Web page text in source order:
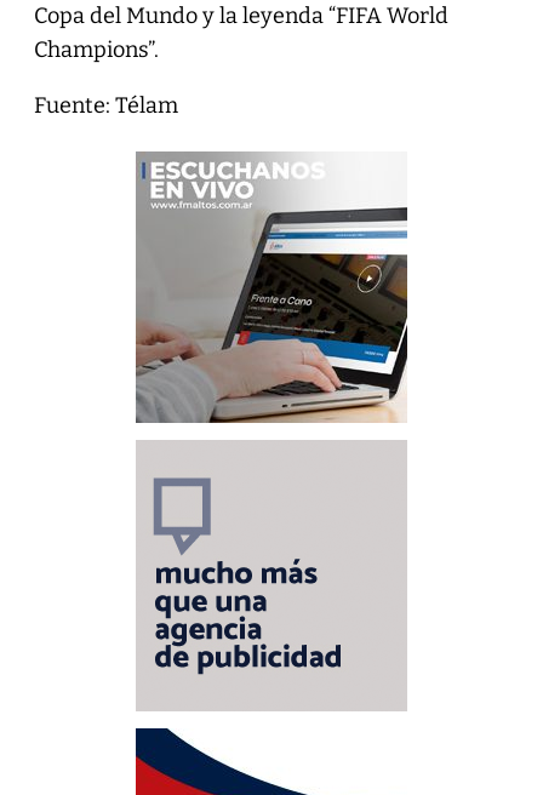
Copa del Mundo y la leyenda “FIFA World
Champions”.
Fuente: Télam